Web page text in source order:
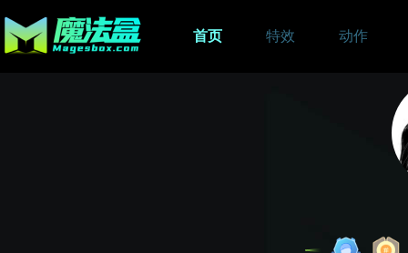
首页 特效 动作